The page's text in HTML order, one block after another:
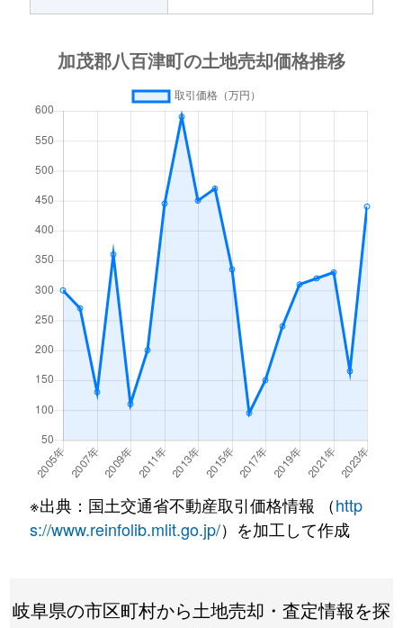
※出典：国土交通省不動産取引価格情報 （http
s://www.reinfolib.mlit.go.jp/）を加工して作成
岐阜県の市区町村から土地売却・査定情報を探